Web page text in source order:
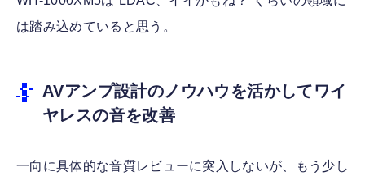
は踏み込めていると思う。
AVアンプ設計のノウハウを活かしてワイ
ヤレスの音を改善
一向に具体的な音質レビューに突入しないが、もう少し